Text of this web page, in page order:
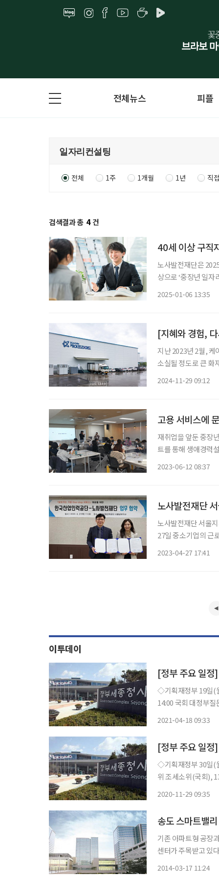
전체뉴스 피플
전체 1주 1개월 1년 직
검색결과 총 4 건
40세 이상 구직
노사발전재단은
상으로 ‘중장년 일자리상담버스’를 운행
2025-01-06 13:35
[지혜와 경험,
지난 2023년 2월, 케
소실될 정도로 큰 화
2024-11-29 09:12
고용 서비스에
재취업을 앞둔 중장
트를 통해 생애경력
2023-06-12 08:37
노사발전재단
노사발전재단 서울
27일 중소기업의 근로
2023-04-27 17:41
이투데이
[정부 주요 일
◇기획재정부 19일(월) △부총리 09:00 부동산 투기 의혹 수사협력 관련회의(서울청사),
14:00 국회 대정부질문(국회) △2021년 상반기 지역별고용조
2021-04-18 09:33
[정부 주요 일
◇기획재정부 30일(월) △부총리 14:00 기재위 전체회의(국회) △기재부 1차관 10:00 기재
위 조세소위(국회),
2020-11-29 09:35
송도 스마트밸
기존 아파트형 공장
센터가 주목받고 있다. 송도 스마트밸리는 송도국제도시에 들어선 첫 지식산업센터로
2014-03-17 11:24